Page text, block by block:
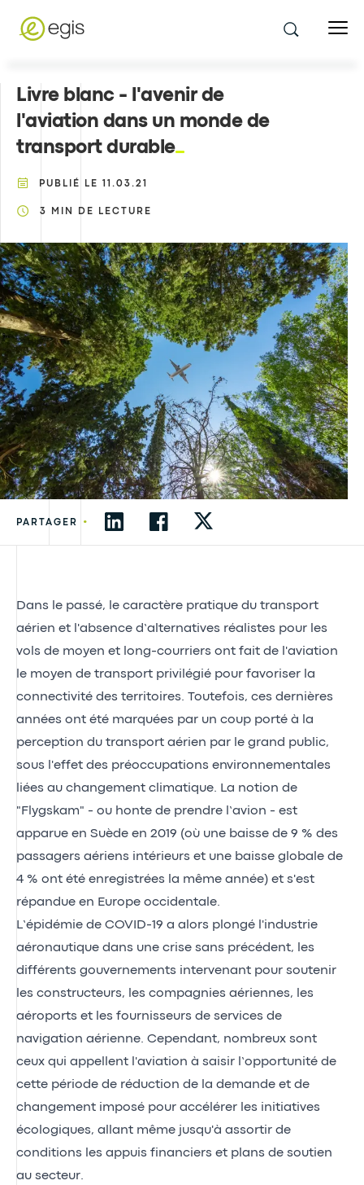
Livre blanc - l'avenir de
l'aviation dans un monde de
transport durable
PUBLIÉ LE 11.03.21
3 MIN DE LECTURE
PARTAGER •
Dans le passé, le caractère pratique du transport
aérien et l'absence d’alternatives réalistes pour les
vols de moyen et long-courriers ont fait de l'aviation
le moyen de transport privilégié pour favoriser la
connectivité des territoires. Toutefois, ces dernières
années ont été marquées par un coup porté à la
perception du transport aérien par le grand public,
sous l'effet des préoccupations environnementales
liées au changement climatique. La notion de
"Flygskam" - ou honte de prendre l’avion - est
apparue en Suède en 2019 (où une baisse de 9 % des
passagers aériens intérieurs et une baisse globale de
4 % ont été enregistrées la même année) et s'est
répandue en Europe occidentale.
L’épidémie de COVID-19 a alors plongé l'industrie
aéronautique dans une crise sans précédent, les
différents gouvernements intervenant pour soutenir
les constructeurs, les compagnies aériennes, les
aéroports et les fournisseurs de services de
navigation aérienne. Cependant, nombreux sont
ceux qui appellent l'aviation à saisir l’opportunité de
cette période de réduction de la demande et de
changement imposé pour accélérer les initiatives
écologiques, allant même jusqu'à assortir de
conditions les appuis financiers et plans de soutien
au secteur.